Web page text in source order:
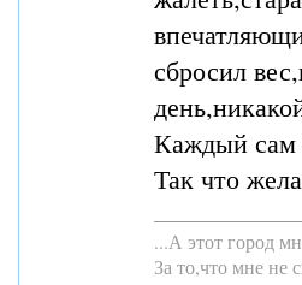
сбросил
Каждый сам
Так что
...А этот город
За то,что мне не